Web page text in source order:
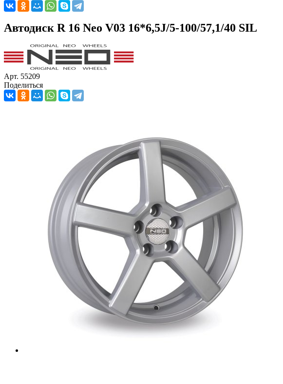
Автодиск R 16 Neo V03 16*6,5J/5-100/57,1/40 SIL
Арт. 55209
Поделиться